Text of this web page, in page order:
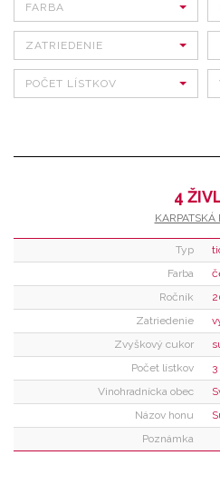
FARBA
ZATRIEDENIE
POČET LÍSTKOV
4
KARPATSKÁ
Typ
Farba
Ročník
Zatriedenie
Zvyškový cukor
Počet lístkov
3
Vinohradnícka obec
Názov honu
Poznámka